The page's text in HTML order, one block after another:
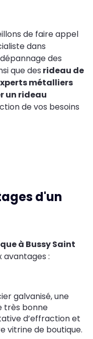
de faire appel
dans
des
que des rideau de
métalliers
un rideau
de vos besoins
d'un
à Bussy Saint
:
galvanisé, une
très bonne
d’effraction et
vitrine de boutique.